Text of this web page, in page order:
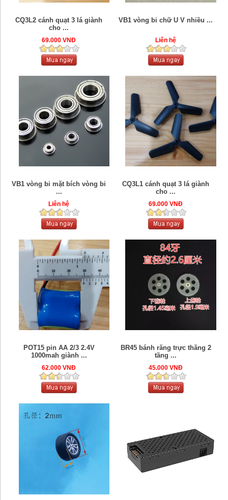
CQ3L2 cánh quạt 3 lá giành
cho ...
69.000 VNĐ
VB1 vòng bi chữ U V nhiều ...
Liên hệ
VB1 vòng bi mặt bích vòng bi
...
Liên hệ
CQ3L1 cánh quạt 3 lá giành
cho ...
69.000 VNĐ
POT15 pin AA 2/3 2.4V
1000mah giành ...
62.000 VNĐ
BR45 bánh răng trực thăng 2
tầng ...
45.000 VNĐ